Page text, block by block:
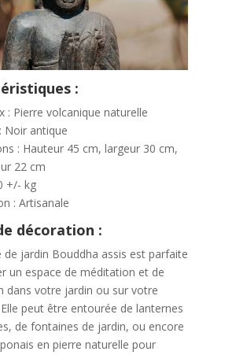
:
: Pierre volcanique naturelle
Noir antique
: Hauteur 45 cm, largeur 30 cm,
22 cm
+/- kg
: Artisanale
décoration :
de jardin Bouddha assis est parfaite
un espace de méditation et de
dans votre jardin ou sur votre
peut être entourée de lanternes
de fontaines de jardin, ou encore
en pierre naturelle pour